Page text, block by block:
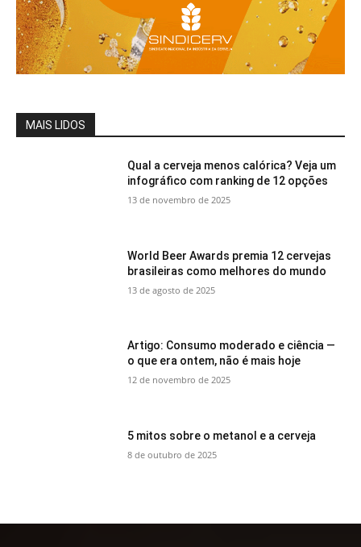
MAIS LIDOS
Qual a cerveja menos calórica? Veja um
infográfico com ranking de 12 opções
13 de novembro de 2025
World Beer Awards premia 12 cervejas
brasileiras como melhores do mundo
13 de agosto de 2025
Artigo: Consumo moderado e ciência —
o que era ontem, não é mais hoje
12 de novembro de 2025
5 mitos sobre o metanol e a cerveja
8 de outubro de 2025